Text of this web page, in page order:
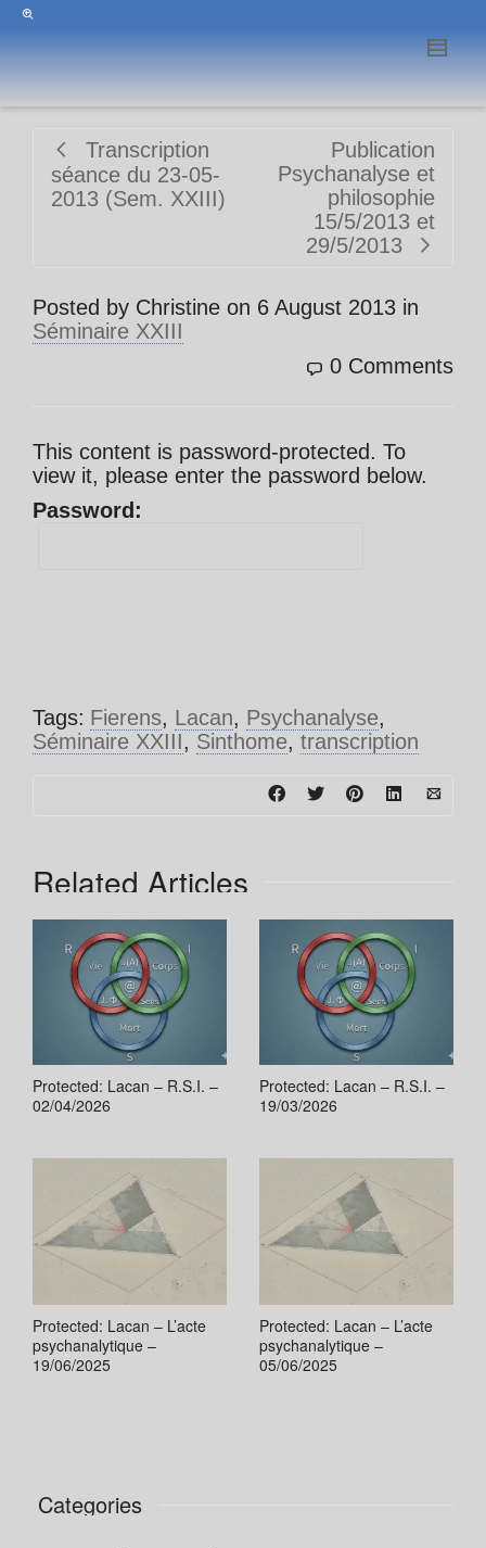
Transcription
séance du 23-05-
2013 (Sem. XXIII)
Publication
Psychanalyse et
philosophie
15/5/2013 et
29/5/2013
Posted by Christine on 6 August 2013 in
Séminaire XXIII
0 Comments
This content is password-protected. To
view it, please enter the password below.
Password:
Tags: Fierens, Lacan, Psychanalyse,
Séminaire XXIII, Sinthome, transcription
Related Articles
Protected: Lacan – R.S.I. –
02/04/2026
Protected: Lacan – R.S.I. –
19/03/2026
Protected: Lacan – L’acte
psychanalytique –
19/06/2025
Protected: Lacan – L’acte
psychanalytique –
05/06/2025
Categories